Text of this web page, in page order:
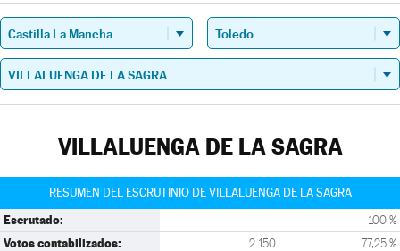
VILLALUENGA DE LA SAGRA
RESUMEN DEL ESCRUTINIO DE VILLALUENGA DE LA SAGRA
Escrutado: 100 %
Votos contabilizados: 2.150 77,25 %